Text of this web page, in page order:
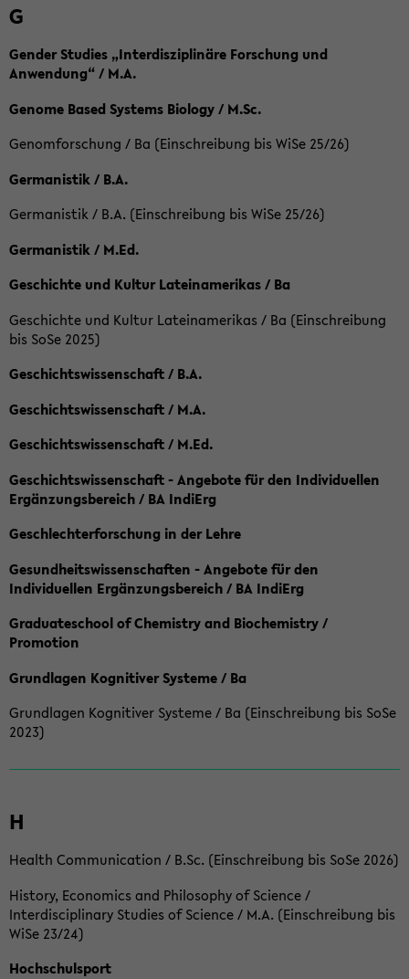
G
Gender Studies „Interdisziplinäre Forschung und
Anwendung“ / M.A.
Genome Based Systems Biology / M.Sc.
Genomforschung / Ba (Einschreibung bis WiSe 25/26)
Germanistik / B.A.
Germanistik / B.A. (Einschreibung bis WiSe 25/26)
Germanistik / M.Ed.
Geschichte und Kultur Lateinamerikas / Ba
Geschichte und Kultur Lateinamerikas / Ba (Einschreibung
bis SoSe 2025)
Geschichtswissenschaft / B.A.
Geschichtswissenschaft / M.A.
Geschichtswissenschaft / M.Ed.
Geschichtswissenschaft - Angebote für den Individuellen
Ergänzungsbereich / BA IndiErg
Geschlechterforschung in der Lehre
Gesundheitswissenschaften - Angebote für den
Individuellen Ergänzungsbereich / BA IndiErg
Graduateschool of Chemistry and Biochemistry /
Promotion
Grundlagen Kognitiver Systeme / Ba
Grundlagen Kognitiver Systeme / Ba (Einschreibung bis SoSe
2023)
H
Health Communication / B.Sc. (Einschreibung bis SoSe 2026)
History, Economics and Philosophy of Science /
Interdisciplinary Studies of Science / M.A. (Einschreibung bis
WiSe 23/24)
Hochschulsport